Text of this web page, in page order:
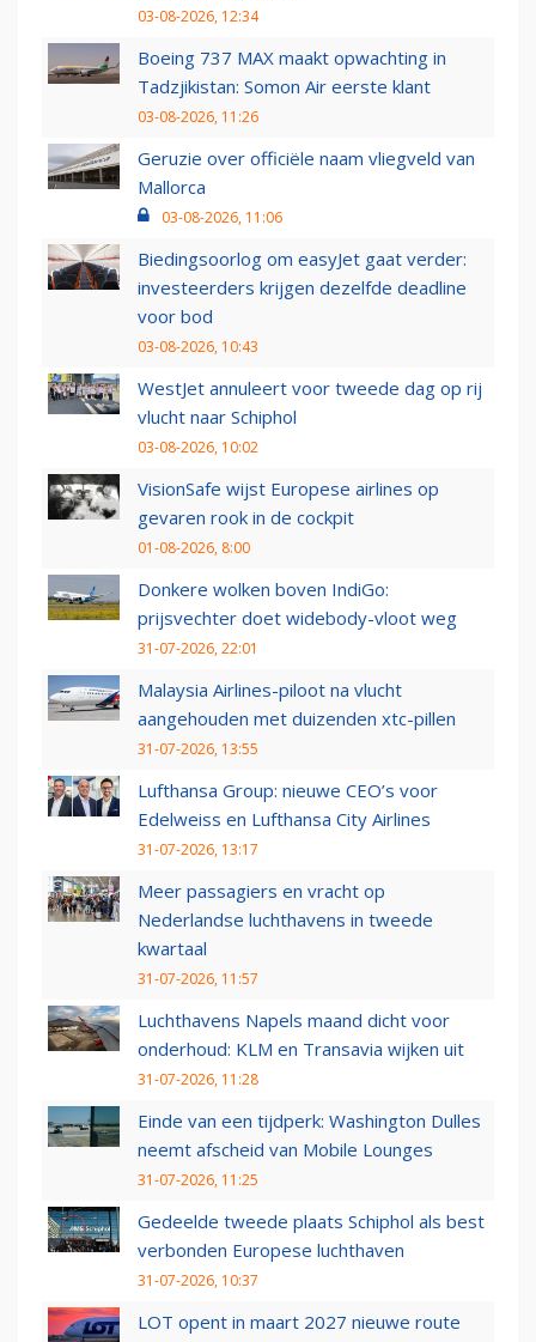
03-08-2026, 12:34
Boeing 737 MAX maakt opwachting in
Tadzjikistan: Somon Air eerste klant
03-08-2026, 11:26
Geruzie over officiële naam vliegveld van
Mallorca
03-08-2026, 11:06
Biedingsoorlog om easyJet gaat verder:
investeerders krijgen dezelfde deadline
voor bod
03-08-2026, 10:43
WestJet annuleert voor tweede dag op rij
vlucht naar Schiphol
03-08-2026, 10:02
VisionSafe wijst Europese airlines op
gevaren rook in de cockpit
01-08-2026, 8:00
Donkere wolken boven IndiGo:
prijsvechter doet widebody-vloot weg
31-07-2026, 22:01
Malaysia Airlines-piloot na vlucht
aangehouden met duizenden xtc-pillen
31-07-2026, 13:55
Lufthansa Group: nieuwe CEO’s voor
Edelweiss en Lufthansa City Airlines
31-07-2026, 13:17
Meer passagiers en vracht op
Nederlandse luchthavens in tweede
kwartaal
31-07-2026, 11:57
Luchthavens Napels maand dicht voor
onderhoud: KLM en Transavia wijken uit
31-07-2026, 11:28
Einde van een tijdperk: Washington Dulles
neemt afscheid van Mobile Lounges
31-07-2026, 11:25
Gedeelde tweede plaats Schiphol als best
verbonden Europese luchthaven
31-07-2026, 10:37
LOT opent in maart 2027 nieuwe route